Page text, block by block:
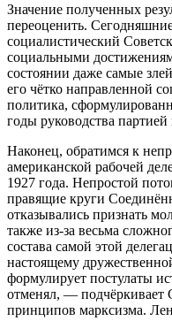
Значение полученных
переоценить.
социалистический
социальными
состоянии даже самые
его чётко направленной
политика,
годы руководства
Наконец, обратимся к
американской рабочей
1927 года. Непростой
правящие круги
отказывались признать
также из-за весьма
состава самой этой
настоящему
формулирует постулаты
отменял, — подчёркивает
принципов марксизма.